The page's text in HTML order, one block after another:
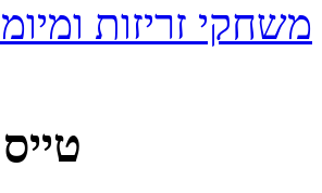
משחקי זריזות